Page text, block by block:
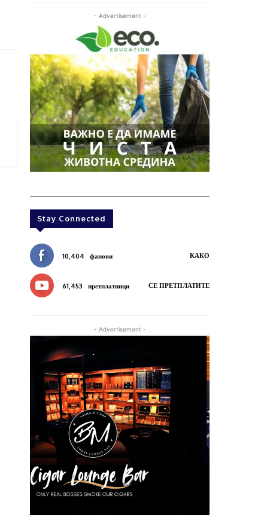
- Advertisement -
Stay Connected
10,404 фанови КАКО
61,453 претплатници СЕ ПРЕТПЛАТИТЕ
- Advertisement -